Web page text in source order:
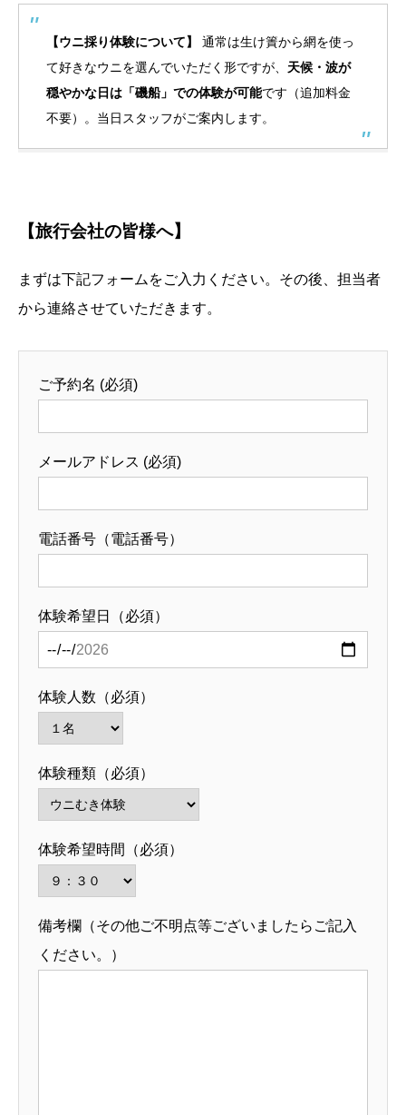
【ウニ採り体験について】
通常は生け簀から網を使っ
て好きなウニを選んでいただく形ですが、 天候・波が
穏やかな日は「磯船」での体験が可能です（追加料金
不要）。当日スタッフがご案内します。
【旅行会社の皆様へ】
まずは下記フォームをご入力ください。その後、担当者
から連絡させていただきます。
ご予約名 (必須)
メールアドレス (必須)
電話番号（電話番号）
体験希望日（必須）
体験人数（必須）
体験種類（必須）
体験希望時間（必須）
備考欄（その他ご不明点等ございましたらご記入
ください。）